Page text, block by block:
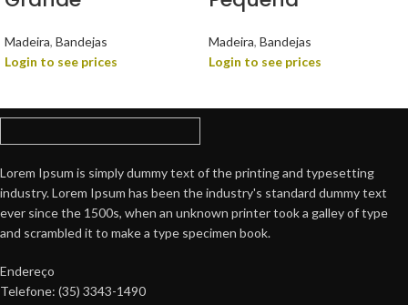
Madeira, Bandejas
Login to see prices
Madeira, Bandejas
Login to see prices
Lorem Ipsum is simply dummy text of the printing and typesetting
industry. Lorem Ipsum has been the industry's standard dummy text
ever since the 1500s, when an unknown printer took a galley of type
and scrambled it to make a type specimen book.
Endereço
Telefone: (35) 3343-1490